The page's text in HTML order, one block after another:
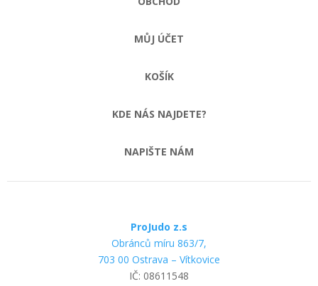
MŮJ ÚČET
KOŠÍK
KDE NÁS NAJDETE?
NAPIŠTE NÁM
ProJudo z.s
Obránců míru 863/7,
703 00 Ostrava – Vítkovice
IČ: 08611548